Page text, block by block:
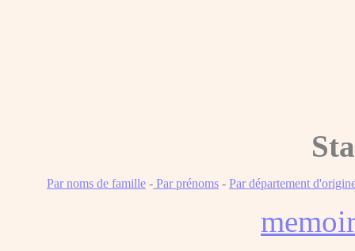
Par noms de famille - Par prénoms - Par département